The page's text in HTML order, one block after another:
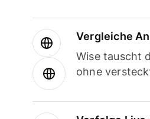
Vergleiche
Wise tauscht
ohne